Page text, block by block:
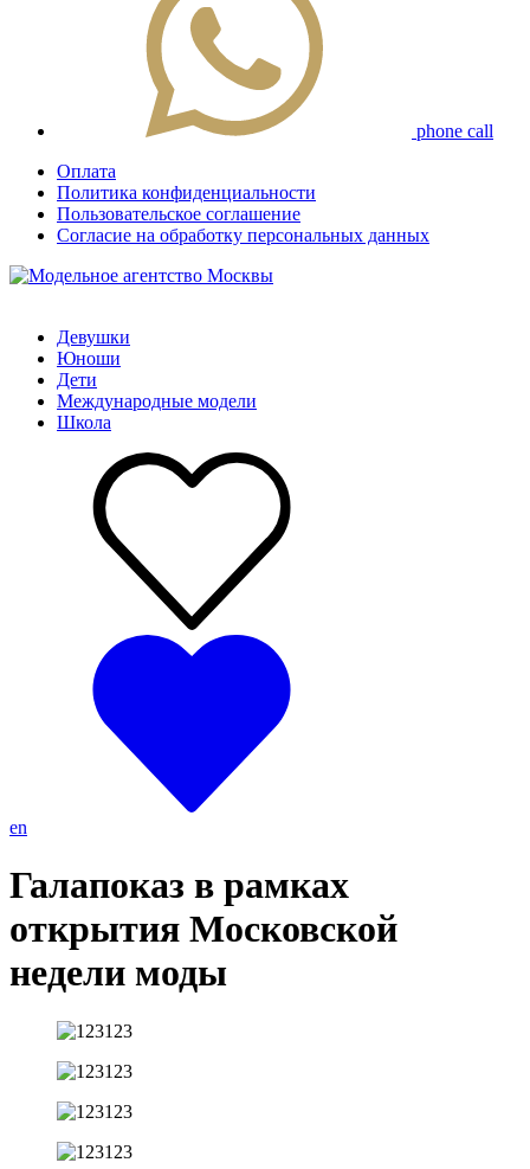
phone call
Оплата
Политика конфиденциальности
Пользовательское соглашение
Согласие на обработку персональных данных
Девушки
Юноши
Дети
Международные модели
Школа
en
Галапоказ в рамках
открытия Московской
недели моды